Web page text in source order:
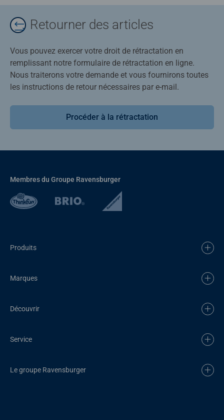
Retourner des articles
Vous pouvez exercer votre droit de rétractation en
remplissant notre formulaire de rétractation en ligne.
Nous traiterons votre demande et vous fournirons toutes
les instructions de retour nécessaires par e-mail.
Procéder à la rétractation
Membres du Groupe Ravensburger
Produits
Marques
Découvrir
Service
Le groupe Ravensburger